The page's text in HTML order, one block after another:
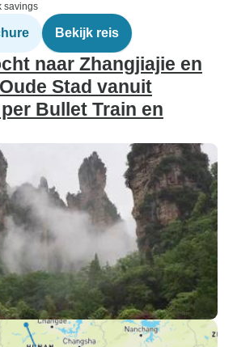
savings
Bekijk reis
naar Zhangjiajie en
Stad vanuit
Bullet Train en